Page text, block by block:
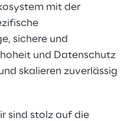
mit der
sichere und
und Datenschutz
skalieren zuverlässig
sind stolz auf die